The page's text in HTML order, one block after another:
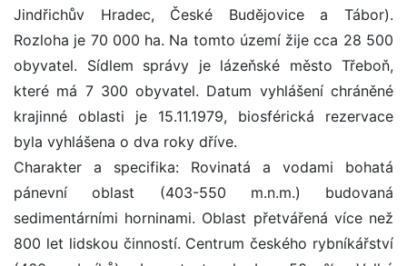
Jindřichův Hradec, České Budějovice a Tábor).
Rozloha je 70 000 ha. Na tomto území žije cca 28 500
obyvatel. Sídlem správy je lázeňské město Třeboň,
které má 7 300 obyvatel. Datum vyhlášení chráněné
krajinné oblasti je 15.11.1979, biosférická rezervace
byla vyhlášena o dva roky dříve.
Charakter a specifika: Rovinatá a vodami bohatá
pánevní oblast (403-550 m.n.m.) budovaná
sedimentárními horninami. Oblast přetvářená více než
800 let lidskou činností. Centrum českého rybníkářství